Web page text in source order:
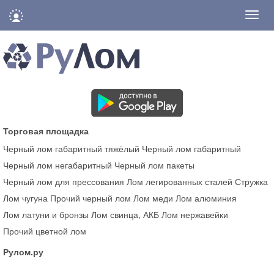
Торговая площадка
Черный лом габаритный тяжёлый Черный лом габаритный
Черный лом негабаритный Черный лом пакеты
Черный лом для прессования Лом легированных сталей Стружка
Лом чугуна Прочий черный лом Лом меди Лом алюминия
Лом латуни и бронзы Лом свинца, АКБ Лом нержавейки
Прочий цветной лом
Рулом.ру